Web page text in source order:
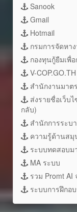
Sanook
Gmail
Hotmail
กรมการจัดหา
กองทุนกู้ยืมเพื่
V-COP.GO.TH
สำนักงานมาต
ส่งรายชื่อเว็บ
กลับ)
สำนักการระบ
ความรู้ด้านสมุ
ระบบทดสอบม
MA ระบบ
รวม Promt AI
ระบบการฝึกอ